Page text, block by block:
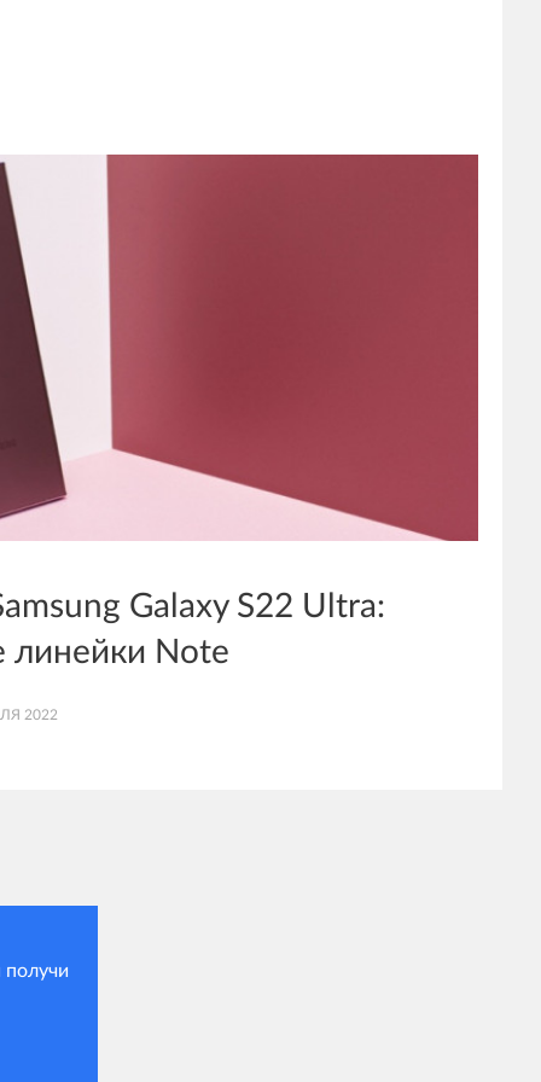
Galaxy S22 Ultra:
линейки Note
2022